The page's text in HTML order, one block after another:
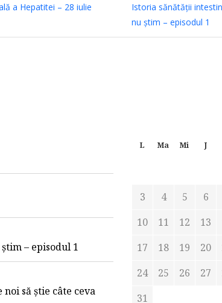
a Hepatitei – 28 iulie
Istoria sănătății
nu știm – episodul 1
– episodul 1
să știe câte ceva
L Ma Mi J
3
4 5 6
10
11 12 13
17
18 19 20
24
25 26 27
31